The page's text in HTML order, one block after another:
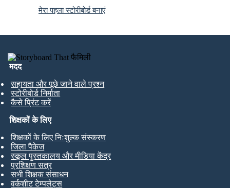
मेरा पहला स्टोरीबोर्ड बनाएं
मदद
सहायता और पूछे जाने वाले प्रश्न
स्टोरीबोर्ड निर्माता
कैसे प्रिंट करें
शिक्षकों के लिए
शिक्षकों के लिए निःशुल्क संस्करण
जिला पैकेज
स्कूल पुस्तकालय और मीडिया केंद्र
प्रशिक्षण सत्र
सभी शिक्षक संसाधन
वर्कशीट टेम्पलेट्स